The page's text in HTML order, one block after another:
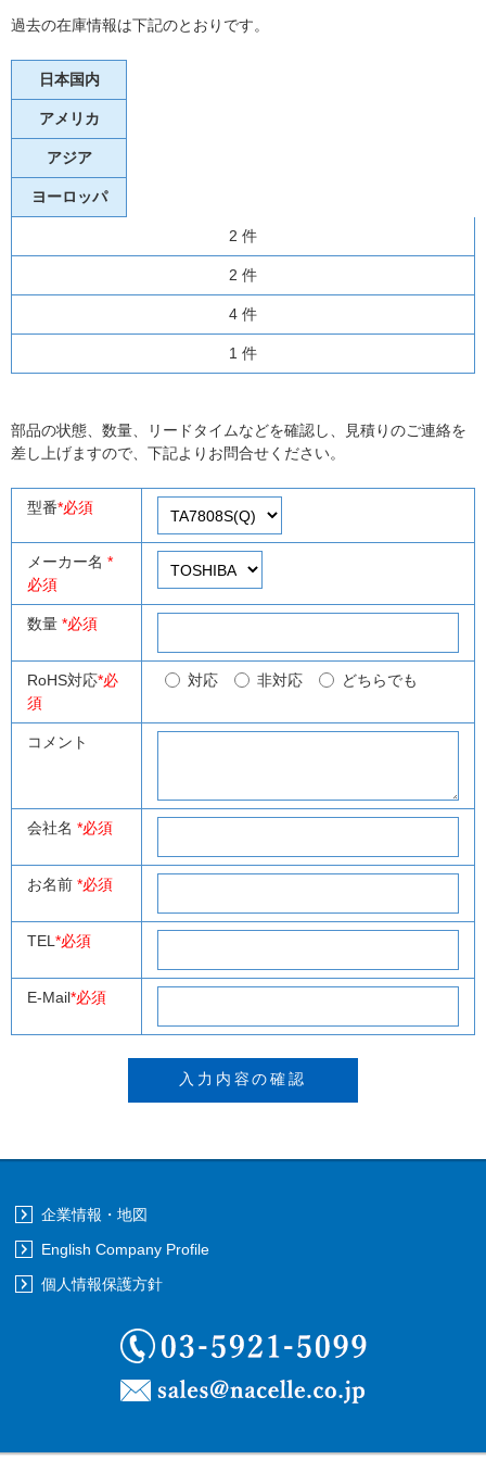
過去の在庫情報は下記のとおりです。
日本国内
アメリカ
アジア
ヨーロッパ
2 件
2 件
4 件
1 件
部品の状態、数量、リードタイムなどを確認し、見積りのご連絡を
差し上げますので、下記よりお問合せください。
型番*必須
メーカー名 *
必須
数量 *必須
RoHS対応*必
須
対応 非対応 どちらでも
コメント
会社名 *必須
お名前 *必須
TEL *必須
E-Mail*必須
企業情報・地図
English Company Profile
個人情報保護方針